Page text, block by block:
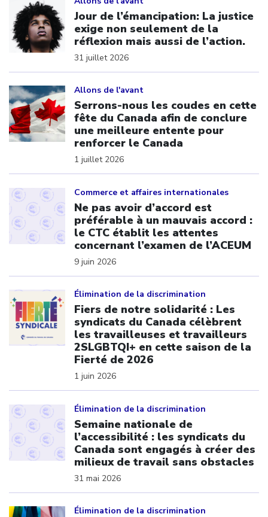
Jour de l’émancipation: La justice
exige non seulement de la
réflexion mais aussi de l’action.
31 juillet 2026
Allons de l'avant
Serrons-nous les coudes en cette
fête du Canada afin de conclure
une meilleure entente pour
renforcer le Canada
1 juillet 2026
Commerce et affaires internationales
Ne pas avoir d’accord est
préférable à un mauvais accord :
le CTC établit les attentes
concernant l’examen de l’ACEUM
9 juin 2026
Élimination de la discrimination
Fiers de notre solidarité : Les
syndicats du Canada célèbrent
les travailleuses et travailleurs
2SLGBTQI+ en cette saison de la
Fierté de 2026
1 juin 2026
Élimination de la discrimination
Semaine nationale de
l’accessibilité : les syndicats du
Canada sont engagés à créer des
milieux de travail sans obstacles
31 mai 2026
Élimination de la discrimination